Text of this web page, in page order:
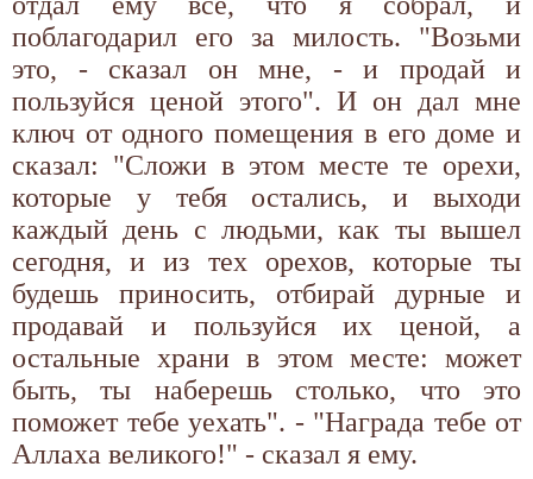
поблагодарил его за милость. "Возьми
это, - сказал он мне, - и продай и
пользуйся ценой этого". И он дал мне
ключ от одного помещения в его доме и
сказал: "Сложи в этом месте те орехи,
которые у тебя остались, и выходи
каждый день с людьми, как ты вышел
сегодня, и из тех орехов, которые ты
будешь приносить, отбирай дурные и
продавай и пользуйся их ценой, а
остальные храни в этом месте: может
быть, ты наберешь столько, что это
поможет тебе уехать". - "Награда тебе от
Аллаха великого!" - сказал я ему.